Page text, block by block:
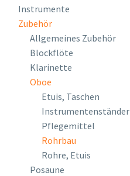
Instrumente
Zubehör
Allgemeines Zubehör
Blockflöte
Klarinette
Oboe
Etuis, Taschen
Instrumentenständer
Pflegemittel
Rohrbau
Rohre, Etuis
Posaune